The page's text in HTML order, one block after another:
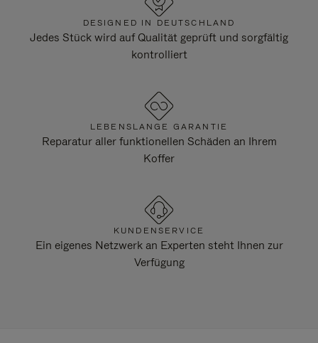
DESIGNED IN DEUTSCHLAND
Jedes Stück wird auf Qualität geprüft und sorgfältig
kontrolliert
LEBENSLANGE GARANTIE
Reparatur aller funktionellen Schäden an Ihrem
Koffer
KUNDENSERVICE
Ein eigenes Netzwerk an Experten steht Ihnen zur
Verfügung